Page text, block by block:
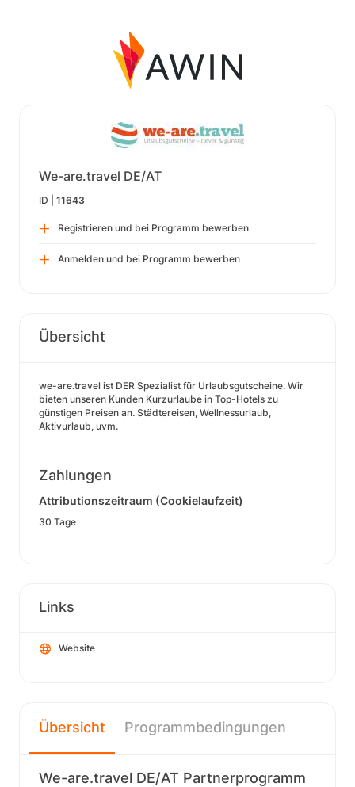
We-are.travel DE/AT
ID | 11643
Registrieren und bei Programm bewerben
Anmelden und bei Programm bewerben
Übersicht
we-are.travel ist DER Spezialist für Urlaubsgutscheine. Wir
bieten unseren Kunden Kurzurlaube in Top-Hotels zu
günstigen Preisen an. Städtereisen, Wellnessurlaub,
Aktivurlaub, uvm.
Zahlungen
Attributionszeitraum (Cookielaufzeit)
30 Tage
Links
Website
Übersicht Programmbedingungen
We-are.travel DE/AT Partnerprogramm